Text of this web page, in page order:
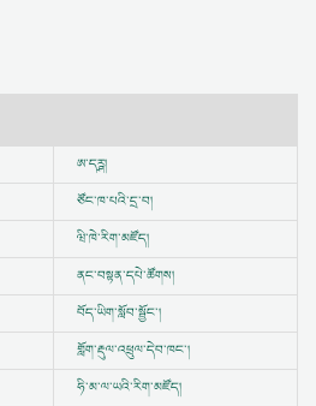
ཨ་དཪྴ།
ཙོང་ཁ་པའི་དྲ་བ།
ཝི་ཁེ་རིག་མཛོད།
ནང་བསྟན་དཔེ་ཚོགས།
བོད་ཡིག་སློབ་སྦྱོང་།
གློག་རྡུལ་འཕྲུལ་དེབ་ཁང་།
ཧི་མ་ལ་ཡའི་རིག་མཛོད།